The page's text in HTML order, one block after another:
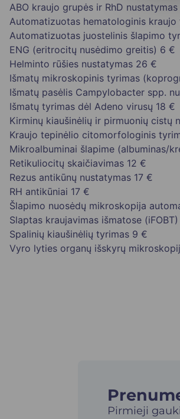
ABO kraujo grupės ir RhD
Automatizuotas hematologinis kraujo
Automatizuotas juostelinis šlapimo
ENG (eritrocitų nusėdimo greitis) 6 €
Helminto rūšies nustatymas 26 €
Išmatų mikroskopinis tyrimas
Išmatų pasėlis Campylobacter spp.
Išmatų tyrimas dėl Adeno virusų 18 €
Kirminų kiaušinėlių ir pirmuonių cistų
Kraujo tepinėlio citomorfologinis
Mikroalbuminai šlapime (albuminas/
Retikuliocitų skaičiavimas 12 €
Rezus antikūnų nustatymas 17 €
RH antikūniai 17 €
Šlapimo nuosėdų mikroskopija
Slaptas kraujavimas išmatose (iFOBT)
Spalinių kiaušinėlių tyrimas 9 €
Vyro lyties organų išskyrų
Pirmieji